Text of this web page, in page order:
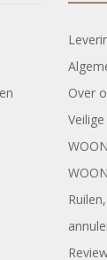
Over